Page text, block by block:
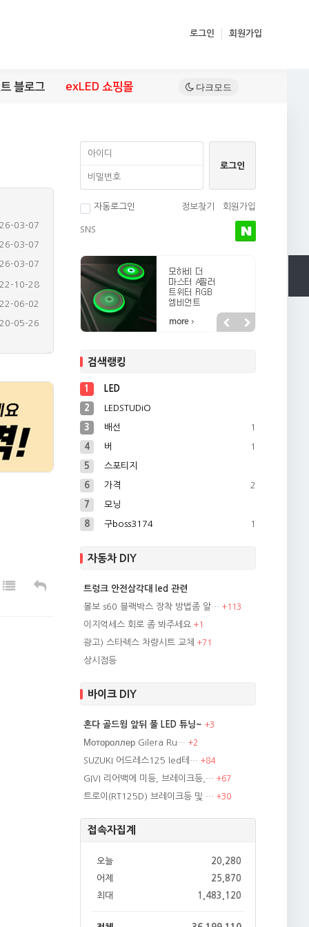
로그인 회원가입
블로그 exLED 쇼핑몰
06-02
05-26
12-16
03-07
03-07
03-07
03-07
자동로그인 정보찾기 회원가입
SNS
검색랭킹
1 LED
2 LEDSTUDiO
3 배선 1
4 버 1
5 스포티지
6 가격 2
7 모닝
8 구boss3174 1
자동차 DIY
트렁크 안전삼각대 led 관련
볼보 s60 블랙박스 장착 방법좀 알… +113
이지억세스 회로 좀 봐주세요 +1
광고) 스타렉스 차량시트 교체 +71
상시점등
바이크 DIY
혼다 골드윙 앞뒤 풀 LED 튜닝~ +3
Мотороллер Gilera Ru… +2
SUZUKI 어드레스125 led테… +84
GIVI 리어백에 미등, 브레이크등,… +67
트로이(RT125D) 브레이크등 및 … +30
접속자집계
오늘
20,280
어제
25,870
최대
1,483,120